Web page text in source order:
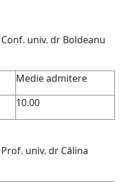
Conf. univ. dr Boldeanu
Medie admitere
10.00
Prof. univ. dr Călina